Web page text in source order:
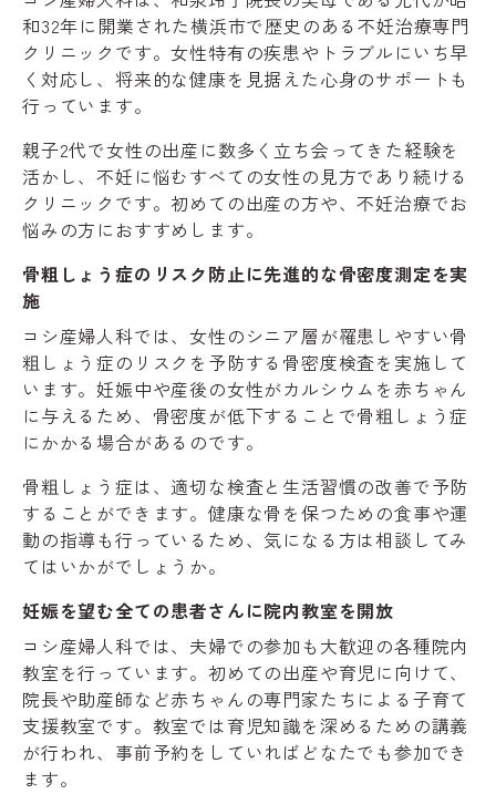
和32年に開業された横浜市で歴史のある不妊治療専門
クリニックです。女性特有の疾患やトラブルにいち早
く対応し、将来的な健康を見据えた心身のサポートも
行っています。
親子2代で女性の出産に数多く立ち会ってきた経験を
活かし、不妊に悩むすべての女性の見方であり続ける
クリニックです。初めての出産の方や、不妊治療でお
悩みの方におすすめします。
骨粗しょう症のリスク防止に先進的な骨密度測定を実
施
コシ産婦人科では、女性のシニア層が罹患しやすい骨
粗しょう症のリスクを予防する骨密度検査を実施して
います。妊娠中や産後の女性がカルシウムを赤ちゃん
に与えるため、骨密度が低下することで骨粗しょう症
にかかる場合があるのです。
骨粗しょう症は、適切な検査と生活習慣の改善で予防
することができます。健康な骨を保つための食事や運
動の指導も行っているため、気になる方は相談してみ
てはいかがでしょうか。
妊娠を望む全ての患者さんに院内教室を開放
コシ産婦人科では、夫婦での参加も大歓迎の各種院内
教室を行っています。初めての出産や育児に向けて、
院長や助産師など赤ちゃんの専門家たちによる子育て
支援教室です。教室では育児知識を深めるための講義
が行われ、事前予約をしていればどなたでも参加でき
ます。